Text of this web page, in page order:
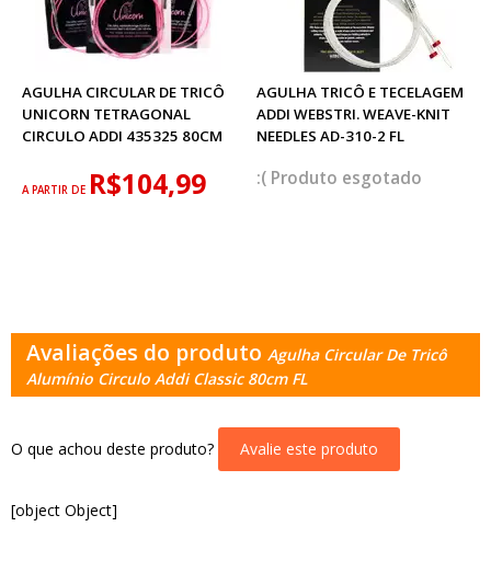
AGULHA CIRCULAR DE TRICÔ
UNICORN TETRAGONAL
CIRCULO ADDI 435325 80CM
A PARTIR DE R$104,99
AGULHA TRICÔ E TECELAGEM
ADDI WEBSTRI. WEAVE-KNIT
NEEDLES AD-310-2 FL
esgotado
Avaliações do produto Agulha Circular De Tricô
Alumínio Circulo Addi Classic 80cm FL
O que achou deste produto? Avalie este produto
[object Object]